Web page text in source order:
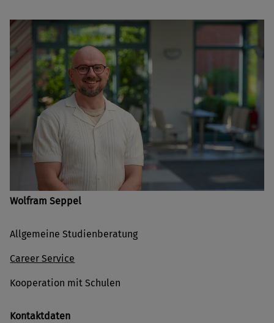
Wolfram Seppel
Allgemeine Studienberatung
Career Service
Kooperation mit Schulen
Kontaktdaten